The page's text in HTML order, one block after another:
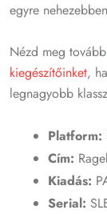
egyre
Nézd meg
kiegészítőinket,
legnagyobb
Platform:
Cím:
Kiadás:
Serial: